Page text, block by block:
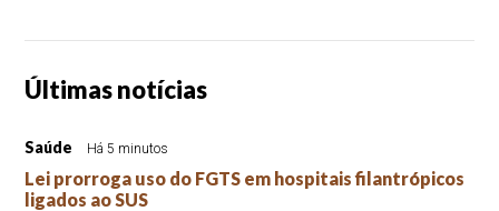
Últimas notícias
Saúde Há 5 minutos
Lei prorroga uso do FGTS em hospitais filantrópicos
ligados ao SUS